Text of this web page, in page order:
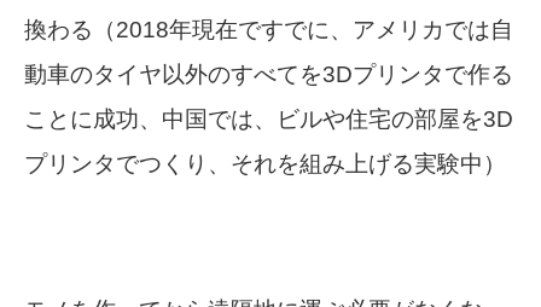
換わる （2018年現在ですでに、アメリカでは自
動車のタイヤ以外のすべてを3Dプリンタで作る
ことに成功、中国では、ビルや住宅の部屋を3D
プリンタでつくり、それを組み上げる実験中）